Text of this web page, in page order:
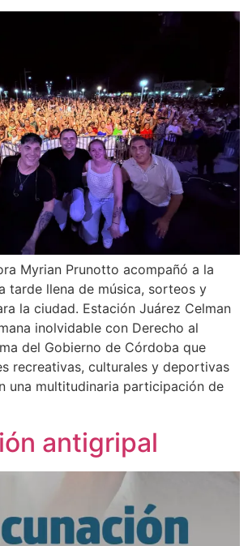
Myrian Prunotto acompañó a la
tarde llena de música, sorteos y
la ciudad. Estación Juárez Celman
inolvidable con Derecho al
del Gobierno de Córdoba que
recreativas, culturales y deportivas
una multitudinaria participación de
antigripal